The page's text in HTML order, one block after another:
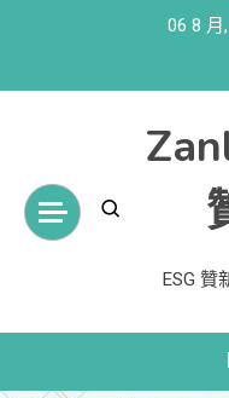
06 8 月
ESG 贊